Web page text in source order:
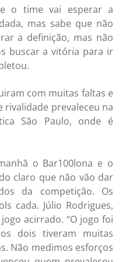
o time vai esperar a
mas sabe que não
a definição, mas não
buscar a vitória para ir
com muitas faltas e
rivalidade prevaleceu na
São Paulo, onde é
o Bar100lona e o
claro que não vão dar
da competição. Os
cada. Júlio Rodrigues,
acirrado. “O jogo foi
dois tiveram muitas
Não medimos esforços